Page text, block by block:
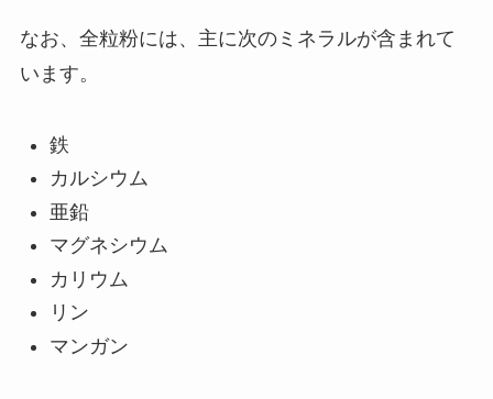
なお、全粒粉には、主に次のミネラルが含まれて
います。
鉄
カルシウム
亜鉛
マグネシウム
カリウム
リン
マンガン